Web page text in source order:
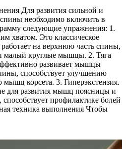
Для развития сильной и
необходимо включить в
следующие упражнения: 1.
хватом. Это классическое
на верхнюю часть спины,
малый круглые мышцы. 2. Тяга
развивает мышцы
способствует улучшению
корсета. 3. Гиперэкстензия.
для развития мышц поясницы и
профилактике болей
техника выполнения Чтобы